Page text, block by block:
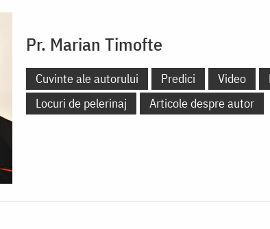
Pr. Marian Timofte
Cuvinte ale autorului Predici Video
Locuri de pelerinaj
Articole despre autor